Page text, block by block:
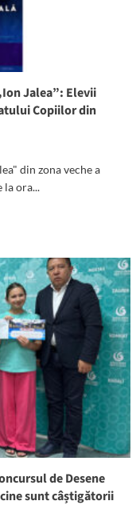
Jalea”: Elevii
Copiilor din
din zona veche a
la ora...
de Desene
sunt câștigătorii